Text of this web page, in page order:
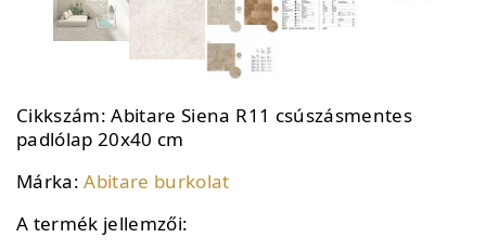
Cikkszám:Abitare Siena R11 csúszásmentes
padlólap 20x40 cm
Márka:Abitare burkolat
A termék jellemzői: